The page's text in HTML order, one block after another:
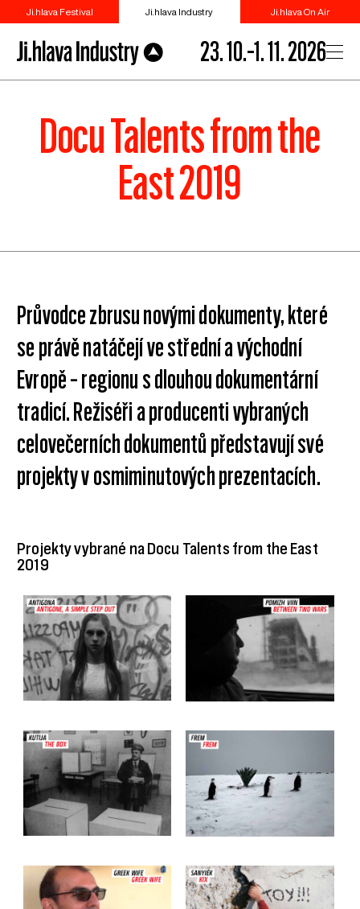
Ji.hlava Festival Ji.hlava Industry Ji.hlava On Air
23. 10.–1. 11. 2026
Docu Talents from the
East 2019
Průvodce zbrusu novými dokumenty, které
se právě natáčejí ve střední a východní
Evropě – regionu s dlouhou dokumentární
tradicí. Režiséři a producenti vybraných
celovečerních dokumentů představují své
projekty v osmiminutových prezentacích.
Projekty vybrané na Docu Talents from the East
2019